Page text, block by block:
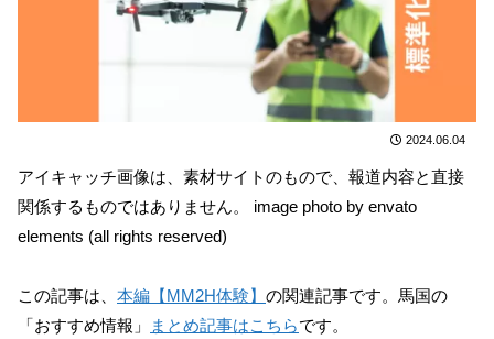
2024.06.04
アイキャッチ画像は、素材サイトのもので、報道内容と直接
関係するものではありません。 image photo by envato
elements (all rights reserved)
この記事は、 本編【MM2H体験】 の関連記事です。馬国の
「おすすめ情報」
まとめ記事はこちらです。